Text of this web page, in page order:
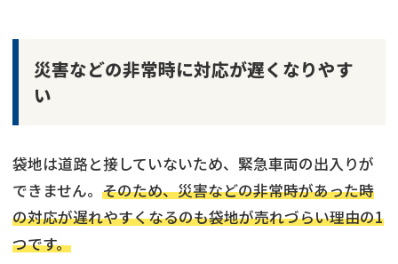
災害などの非常時に対応が遅くなりやす
い
袋地は道路と接していないため、緊急車両の出入りが
できません。 そのため、災害などの非常時があった時
の対応が遅れやすくなるのも袋地が売れづらい理由の1
つです。